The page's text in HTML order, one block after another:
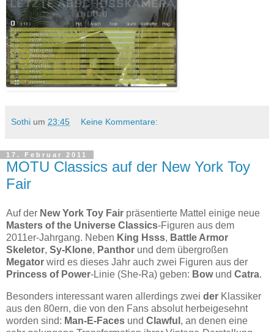
Sothi um 23:45 Keine Kommentare:
17. Februar 2011
MOTU Classics auf der New York Toy
Fair
Auf der New York Toy Fair präsentierte Mattel einige neue
Masters of the Universe Classics-Figuren aus dem
2011er-Jahrgang. Neben King Hsss, Battle Armor
Skeletor, Sy-Klone, Panthor und dem übergroßen
Megator wird es dieses Jahr auch zwei Figuren aus der
Princess of Power-Linie (She-Ra) geben: Bowund Catra.
Besonders interessant waren allerdings zwei der Klassiker
aus den 80ern, die von den Fans absolut herbeigesehnt
worden sind: Man-E-Faces und Clawful , an denen eine